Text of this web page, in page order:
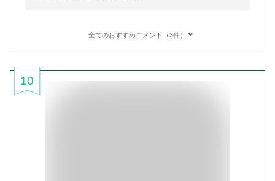
全てのおすすめコメント（3件）
10